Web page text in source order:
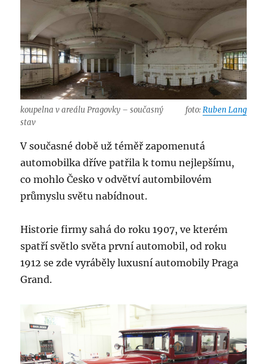
koupelna v areálu Pragovky – současný
stav
foto:Ruben Lang
V současné době už téměř zapomenutá
automobilka dříve patřila k tomu nejlepšímu,
co mohlo Česko v odvětví autombilovém
průmyslu světu nabídnout.
Historie firmy sahá do roku 1907, ve kterém
spatří světlo světa první automobil, od roku
1912 se zde vyráběly luxusní automobily Praga
Grand.